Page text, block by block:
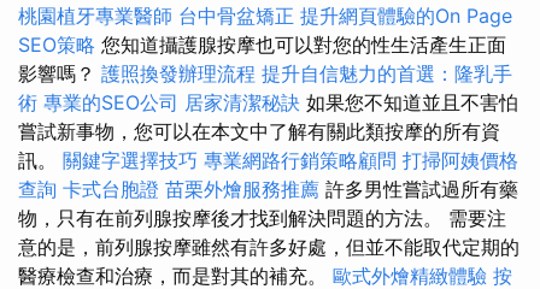
桃園植牙專業醫師 台中骨盆矯正 提升網頁體驗的On Page
SEO策略 您知道攝護腺按摩也可以對您的性生活產生正面
影響嗎？ 護照換發辦理流程 提升自信魅力的首選：隆乳手
術 專業的SEO公司 居家清潔秘訣 如果您不知道並且不害怕
嘗試新事物，您可以在本文中了解有關此類按摩的所有資
訊。 關鍵字選擇技巧 專業網路行銷策略顧問 打掃阿姨價格
查詢 卡式台胞證 苗栗外燴服務推薦 許多男性嘗試過所有藥
物，只有在前列腺按摩後才找到解決問題的方法。 需要注
意的是，前列腺按摩雖然有許多好處，但並不能取代定期的
醫療檢查和治療，而是對其的補充。 歐式外燴精緻體驗 按